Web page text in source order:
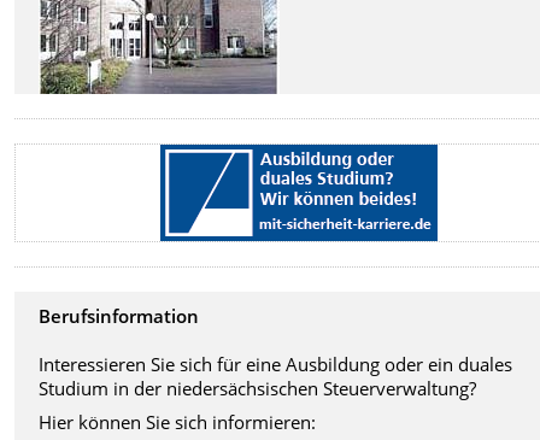
Berufsinformation
Interessieren Sie sich für eine Ausbildung oder ein duales
Studium in der niedersächsischen Steuerverwaltung?
Hier können Sie sich informieren: